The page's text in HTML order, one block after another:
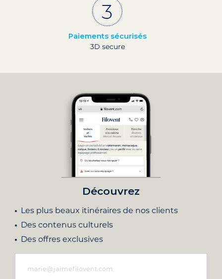
Paiements sécurisés
3D secure
Découvrez
Les plus beaux itinéraires de nos clients
Des contenus culturels
Des offres exclusives